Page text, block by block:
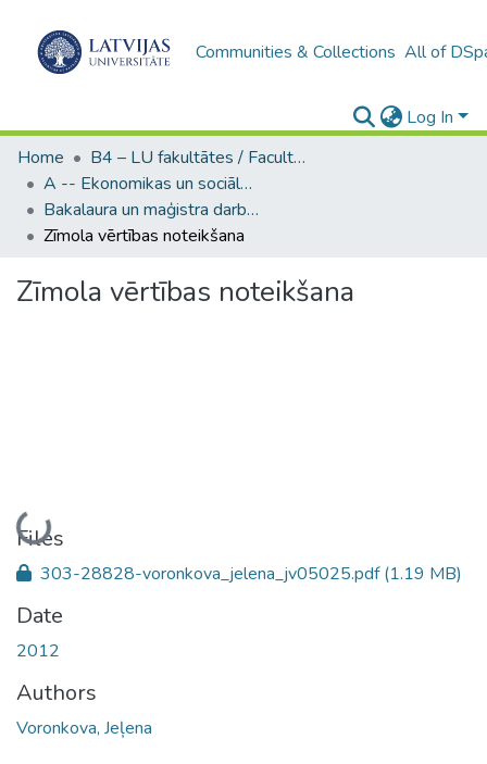
Communities & Collections All of
Log In
Home
B4 – LU fakultātes / Faculties of the UL
A -- Ekonomikas un sociālo zinātņu fakultāte / Faculty of Economics and Social Sciences
Bakalaura un maģistra darbi (ESZF) / Bachelor's and Master's theses
Zīmola vērtības noteikšana
Zīmola vērtības noteikšana
Loading...
Files
303-28828-voronkova_jelena_jv05025.pdf(1.19 MB)
Date
2012
Authors
Voronkova, Jeļena